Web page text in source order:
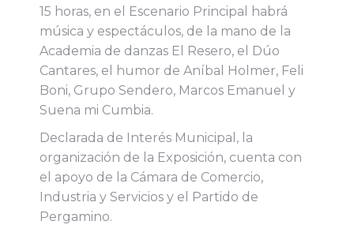
15 horas, en el Escenario Principal habrá
música y espectáculos, de la mano de la
Academia de danzas El Resero, el Dúo
Cantares, el humor de Aníbal Holmer, Feli
Boni, Grupo Sendero, Marcos Emanuel y
Suena mi Cumbia.
Declarada de Interés Municipal, la
organización de la Exposición, cuenta con
el apoyo de la Cámara de Comercio,
Industria y Servicios y el Partido de
Pergamino.